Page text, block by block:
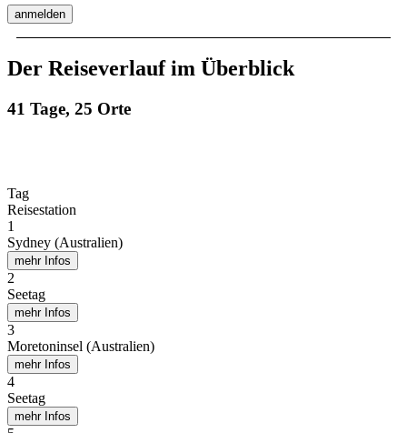
anmelden
Der Reiseverlauf im Überblick
41 Tage, 25 Orte
Tag
Reisestation
1
Sydney (Australien)
mehr Infos
2
Seetag
mehr Infos
3
Moretoninsel (Australien)
mehr Infos
4
Seetag
mehr Infos